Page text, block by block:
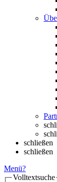
schließen
schließen
Menü?
Volltextsuche